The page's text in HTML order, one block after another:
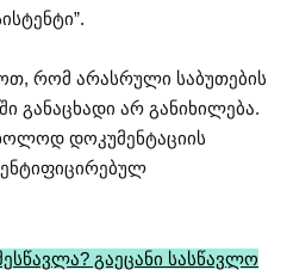
რომ არასრული საბუთების
განაცხადი არ განიხილება.
დოკუმენტაციის
გაეცანი სასწავლო